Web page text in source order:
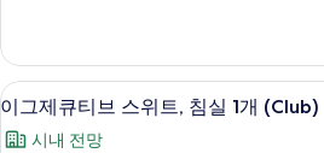
사
진
모
두
싱
글
침
대
2
이
그
이그
23
이그제큐티브 스위트, 침실 1개 (Club)
시내 전망